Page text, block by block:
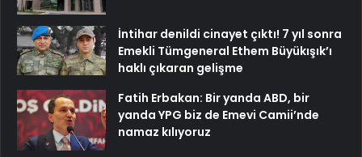
İntihar denildi cinayet çıktı! 7 yıl sonra
Emekli Tümgeneral Ethem Büyükışık’ı
haklı çıkaran gelişme
Fatih Erbakan: Bir yanda ABD, bir
yanda YPG biz de Emevi Camii’nde
namaz kılıyoruz